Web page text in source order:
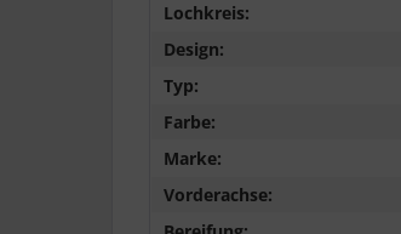
Lochkreis:
Design:
Typ:
Farbe:
Marke:
Vorderachse: